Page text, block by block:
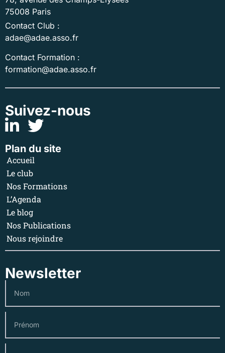
75008 Paris
Contact Club :
adae@adae.asso.fr
Contact Formation :
formation@adae.asso.fr
Suivez-nous
Plan du site
Accueil
Le club
Nos Formations
L’Agenda
Le blog
Nos Publications
Nous rejoindre
Newsletter